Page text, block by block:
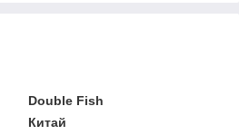
Double Fish
Китай